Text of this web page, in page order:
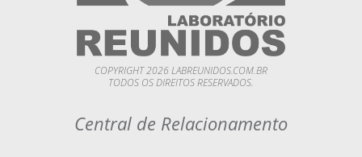
COPYRIGHT 2026 LABREUNIDOS.COM.BR
TODOS OS DIREITOS RESERVADOS.
Central de Relacionamento